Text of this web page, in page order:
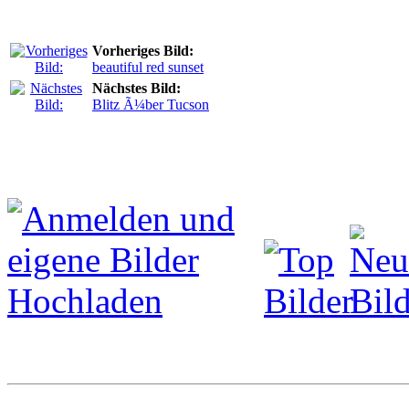
Vorheriges Bild:
beautiful red sunset
Nächstes Bild:
Blitz Ã¼ber Tucson